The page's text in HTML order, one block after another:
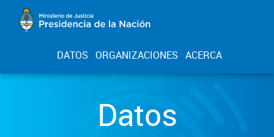
DATOS ORGANIZACIONES ACERCA
Datos